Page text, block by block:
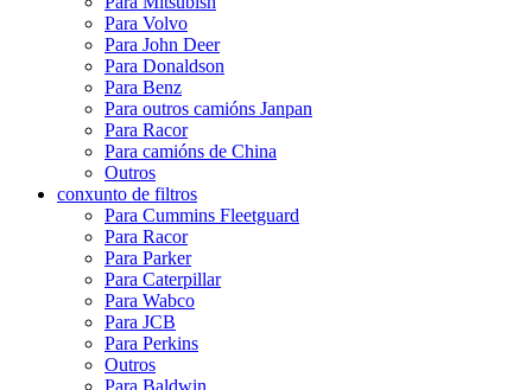
Para Volvo
Para John Deer
Para Donaldson
Para Benz
Para outros camións Janpan
Para Racor
Para camións de China
Outros
conxunto de filtros
Para Cummins Fleetguard
Para Racor
Para Parker
Para Caterpillar
Para Wabco
Para JCB
Para Perkins
Outros
Para Baldwin